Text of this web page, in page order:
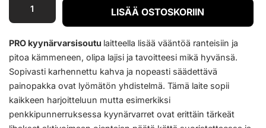
LISÄÄ OSTOSKORIIN
PRO kyynärvarsisoutu laitteella lisää vääntöä ranteisiin ja
pitoa kämmeneen, olipa lajisi ja tavoitteesi mikä hyvänsä.
Sopivasti karhennettu kahva ja nopeasti säädettävä
painopakka ovat lyömätön yhdistelmä. Tämä laite sopii
kaikkeen harjoitteluun mutta esimerkiksi
penkkipunnerruksessa kyynärvarret ovat erittäin tärkeät